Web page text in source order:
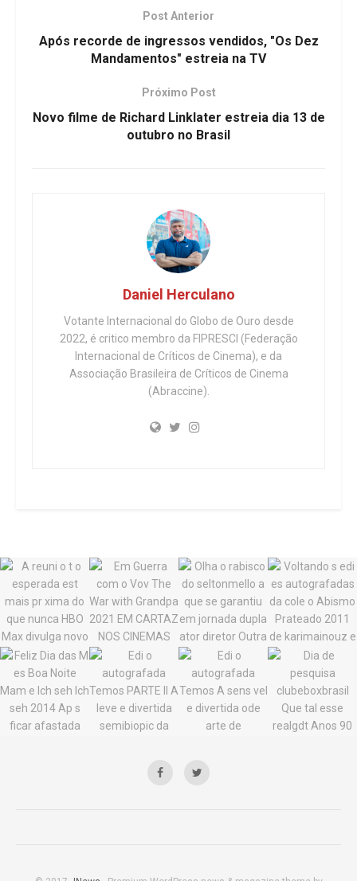
Post Anterior
Após recorde de ingressos vendidos, "Os Dez
Mandamentos" estreia na TV
Próximo Post
Novo filme de Richard Linklater estreia dia 13 de
outubro no Brasil
Daniel Herculano
Votante Internacional do Globo de Ouro desde
2022, é critico membro da FIPRESCI (Federação
Internacional de Críticos de Cinema), e da
Associação Brasileira de Críticos de Cinema
(Abraccine).